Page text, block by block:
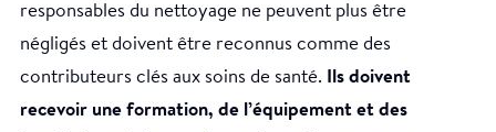
responsables du nettoyage ne peuvent plus être
négligés et doivent être reconnus comme des
contributeurs clés aux soins de santé.
Ils doivent
recevoir une formation, de l’équipement et des